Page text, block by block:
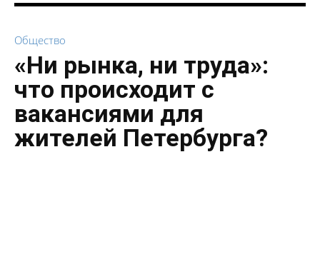
Общество
«Ни рынка, ни труда»:
что происходит с
вакансиями для
жителей Петербурга?